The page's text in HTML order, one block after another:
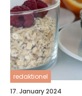
redaktionel
17. January 2024